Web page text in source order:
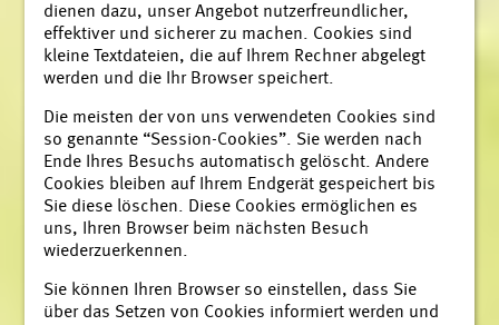
dienen dazu, unser Angebot nutzerfreundlicher,
effektiver und sicherer zu machen. Cookies sind
kleine Textdateien, die auf Ihrem Rechner abgelegt
werden und die Ihr Browser speichert.
Die meisten der von uns verwendeten Cookies sind
so genannte “Session-Cookies”. Sie werden nach
Ende Ihres Besuchs automatisch gelöscht. Andere
Cookies bleiben auf Ihrem Endgerät gespeichert bis
Sie diese löschen. Diese Cookies ermöglichen es
uns, Ihren Browser beim nächsten Besuch
wiederzuerkennen.
Sie können Ihren Browser so einstellen, dass Sie
über das Setzen von Cookies informiert werden und